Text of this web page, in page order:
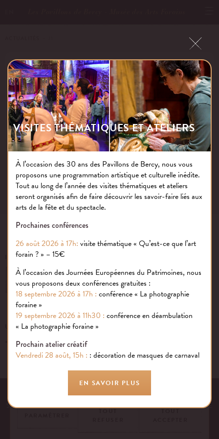
J1
Publié le : 18.11.20
NOS THÉMATIQUES
VISITES THÉMATIQUES ET ATELIERS
À l’occasion des 30 ans des Pavillons de Bercy, nous vous
proposons une programmation artistique et culturelle inédite.
Tout au long de l’année des visites thématiques et ateliers
seront organisés afin de faire découvrir les savoir-faire liés aux
arts de la fête et du spectacle.
Prochaines conférences
26 août 2026 à 17h: visite thématique « Qu’est-ce que l’art
forain ? » – 15€
À l’occasion des Journées Européennes du Patrimoines, nous
vous proposons deux conférences gratuites :
18 septembre 2026 à 17h : conférence « La photographie
foraine »
19 septembre 2026 à 11h30 : conférence en déambulation
« La photographie foraine »
Prochain atelier créatif
Vendredi 28 août, 15h : : décoration de masques de carnaval
EN SAVOIR PLUS
INSCRIVEZ-VOUS À NOTRE NEWSLETTER
UN ÉVÉNEMENT, UNE QUESTION ?
+33 (0)1 43 40 16 22
53 AVENUE DES TERROIRS DE FRANCE, 75012 PARIS | FRANCE
Gestion des cookies
Nous utilisons des cookies sur notre site internet pour rendre votre
expérience aussi douce qu’une confiserie foraine !
TOUT
TOUT